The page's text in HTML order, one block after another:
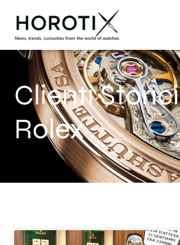
Clienti Storici
Rolex